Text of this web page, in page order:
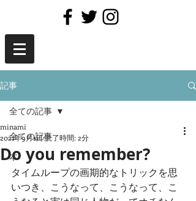
記事
全ての記事
本
全ての記事
Do you remember?
minami
2021年9月1日読了時間: 2分
タイムループの画期的なトリックを思
いつき、こうなって、こうなって、こ